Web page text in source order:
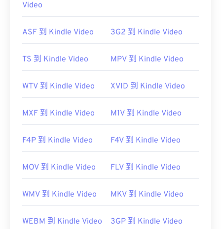
Video
ASF 到 Kindle Video 3G2 到 Kindle Video
TS 到 Kindle Video MPV 到 Kindle Video
WTV 到 Kindle Video XVID 到 Kindle Video
MXF 到 Kindle Video M1V 到 Kindle Video
F4P 到 Kindle Video F4V 到 Kindle Video
MOV 到 Kindle Video FLV 到 Kindle Video
WMV 到 Kindle Video MKV 到 Kindle Video
WEBM 到 Kindle Video 3GP 到 Kindle Video